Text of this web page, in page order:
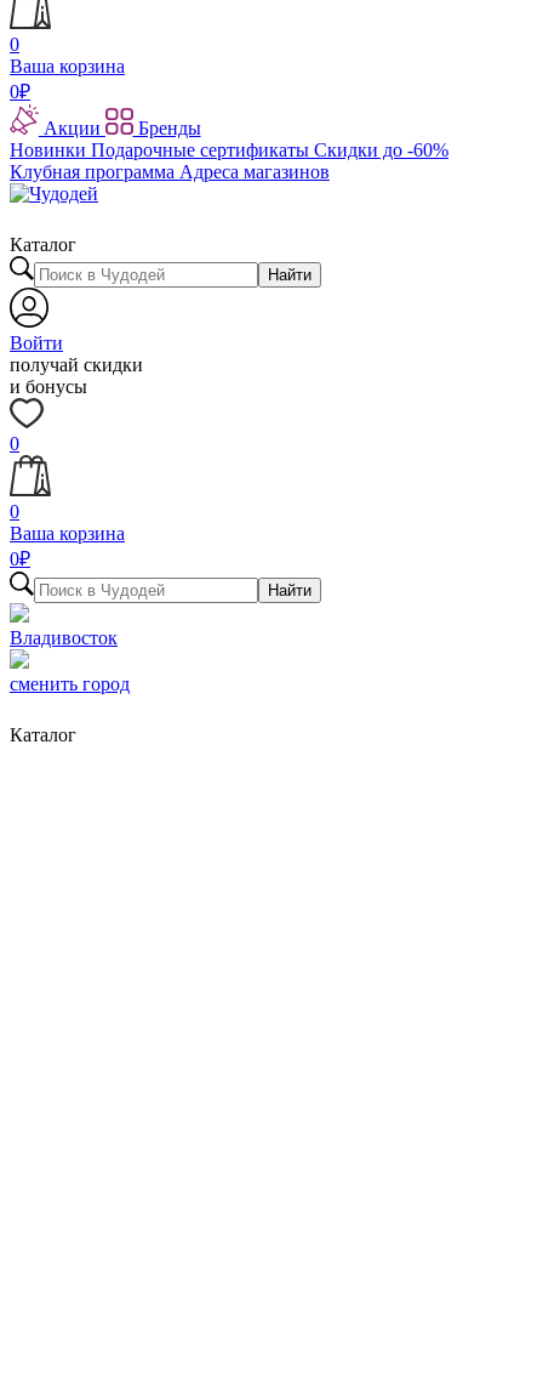
0
Ваша корзина
0₽
Акции
Бренды
Новинки Подарочные сертификаты Скидки до -60%
Клубная программа Адреса магазинов
Каталог
Найти
Войти
получай скидки
и бонусы
0
0
Ваша корзина
0₽
Найти
Владивосток
сменить город
Каталог